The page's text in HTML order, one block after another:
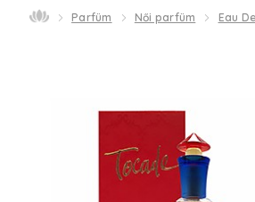
Parfüm Női parfüm Eau